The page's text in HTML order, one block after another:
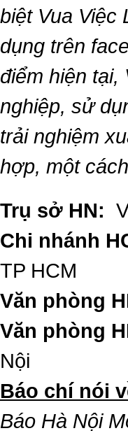
biệt Vua Việc
dụng trên
điểm hiện tại,
nghiệp, sử
trải nghiệm
hợp, một
Trụ sở HN:
Chi nhánh
TP HCM
Văn phòng
Văn phòng
Nội
​Báo chí nói
Báo Hà Nội